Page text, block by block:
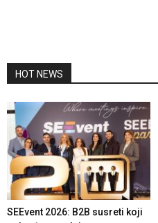
HOT NEWS
SEEvent 2026: B2B susreti koji